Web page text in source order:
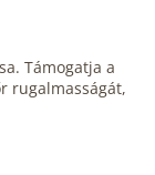
Támogatja a
rugalmasságát,